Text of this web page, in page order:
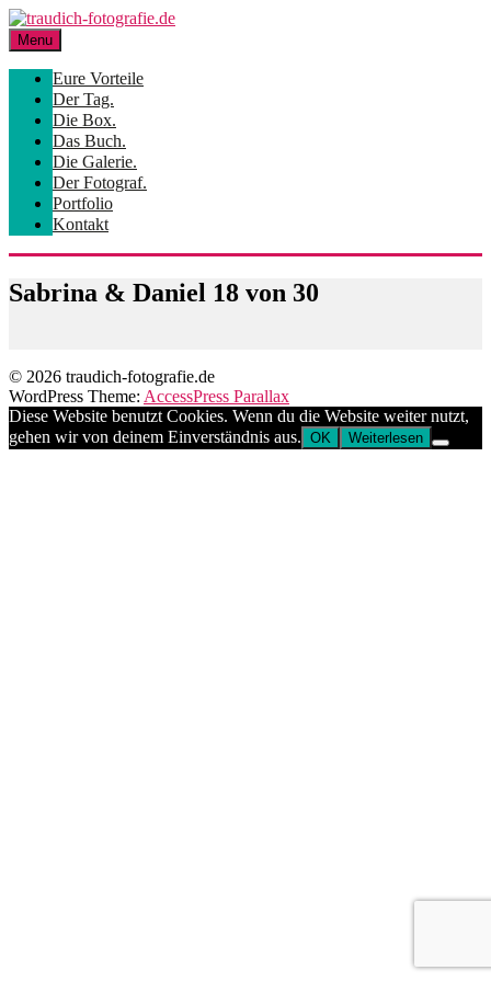
Skip
to
content
Menu
Eure Vorteile
Der Tag.
Die Box.
Das Buch.
Die Galerie.
Der Fotograf.
Portfolio
Kontakt
Sabrina & Daniel 18 von 30
© 2026 traudich-fotografie.de
WordPress Theme: AccessPress Parallax
Diese Website benutzt Cookies. Wenn du die Website weiter nutzt,
gehen wir von deinem Einverständnis aus. OK Weiterlesen